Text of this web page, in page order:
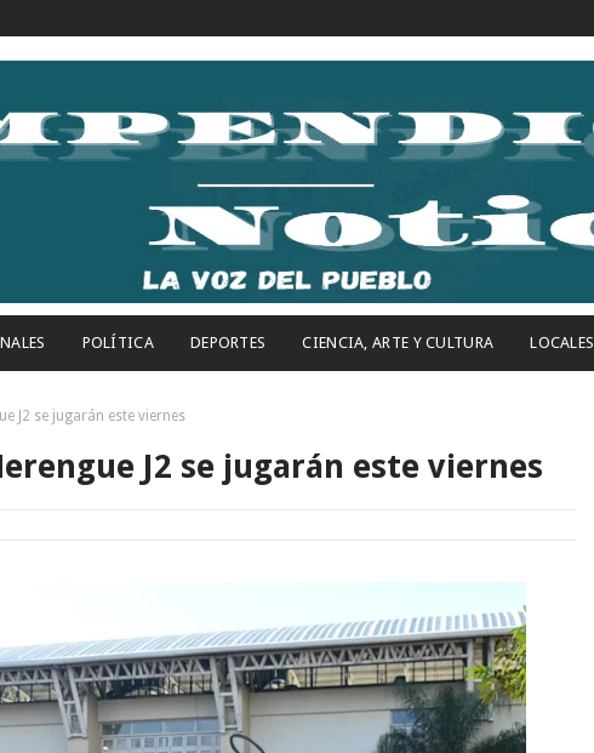
POLÍTICA DEPORTES CIENCIA, ARTE Y CULTURA LOCALES
J2 se jugarán este viernes
J2 se jugarán este viernes